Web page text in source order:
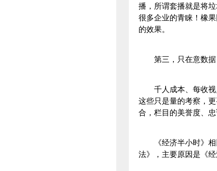
播，所谓套播就是将
很多企业的青睐！橡
的效果。
第三，只在意数据
千人成本、每收视
这些只是量的考察，
合，栏目的美誉度、
《经济半小时》相
法》，主要原因是《